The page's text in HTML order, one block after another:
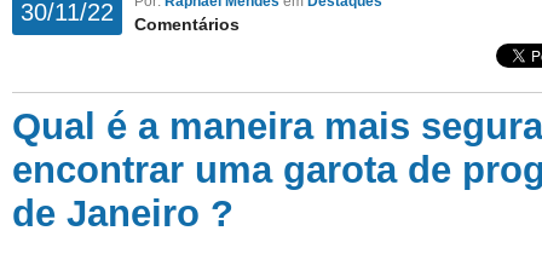
30/11/22 Comentários
Qual é a maneira mais
encontrar uma garota de
de Janeiro ?